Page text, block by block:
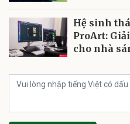
Hệ sinh
ProArt:
cho nhà